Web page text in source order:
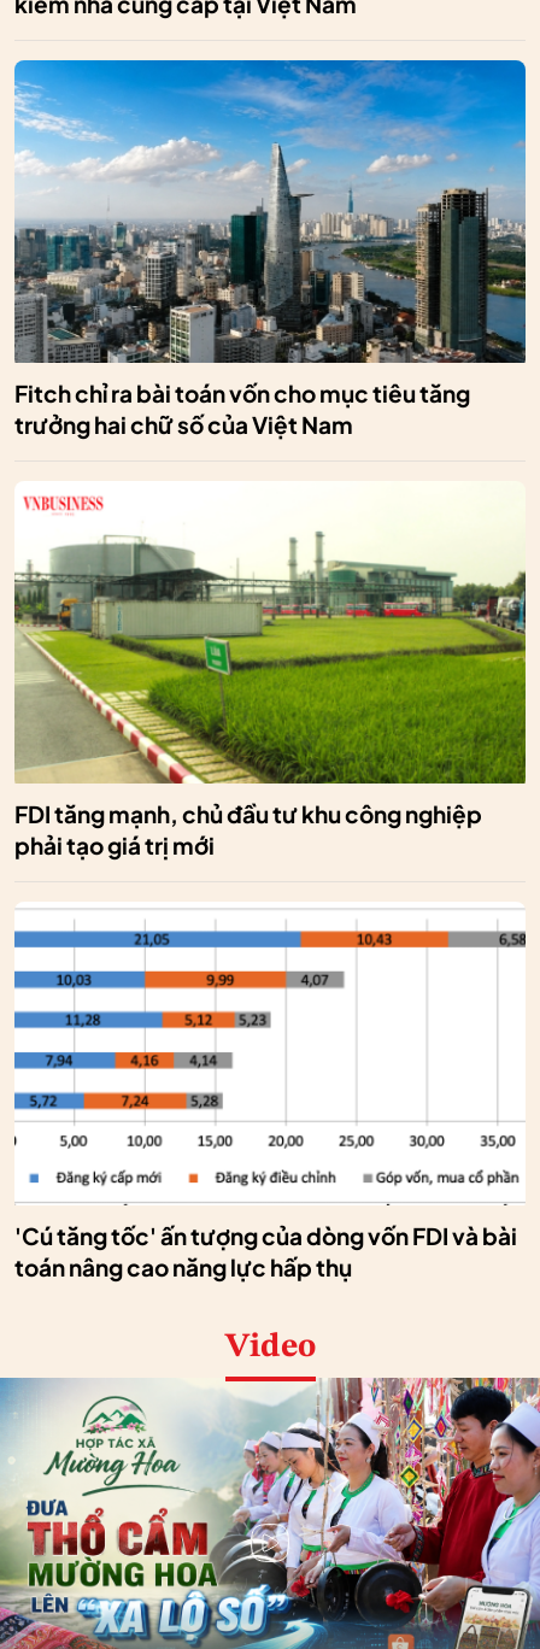
Fitch chỉ ra bài toán vốn cho mục tiêu tăng
trưởng hai chữ số của Việt Nam
FDI tăng mạnh, chủ đầu tư khu công nghiệp
phải tạo giá trị mới
'Cú tăng tốc' ấn tượng của dòng vốn FDI và bài
toán nâng cao năng lực hấp thụ
Video